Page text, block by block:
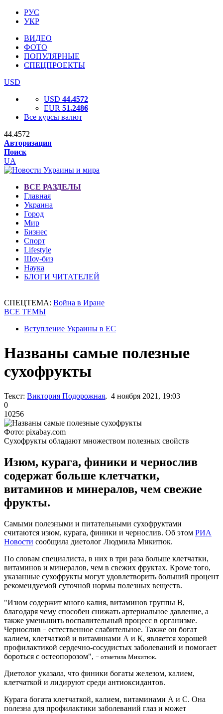
РУС
УКР
ВИДЕО
ФОТО
ПОПУЛЯРНЫЕ
СПЕЦПРОЕКТЫ
USD
USD 44.4572
EUR 51.2486
Все курсы валют
44.4572
Авторизация
Поиск
UA
ВСЕ РАЗДЕЛЫ
Главная
Украина
Город
Мир
Бизнес
Спорт
Lifestyle
Шоу-биз
Наука
БЛОГИ ЧИТАТЕЛЕЙ
СПЕЦТЕМА: Война в Иране
ВСЕ ТЕМЫ
Вступление Украины в ЕС
Названы самые полезные
сухофрукты
Текст: Виктория Подорожная, 4 ноября 2021, 19:03
0
10256
Фото: pixabay.com
Сухофрукты обладают множеством полезных свойств
Изюм, курага, финики и чернослив
содержат больше клетчатки,
витаминов и минералов, чем свежие
фрукты.
Самыми полезными и питательными сухофруктами
считаются изюм, курага, финики и чернослив. Об этом РИА
Новости сообщила диетолог Людмила Микитюк.
По словам специалиста, в них в три раза больше клетчатки,
витаминов и минералов, чем в свежих фруктах. Кроме того,
указанные сухофрукты могут удовлетворить больший процент
рекомендуемой суточной нормы полезных веществ.
"Изюм содержит много калия, витаминов группы В,
благодаря чему способен снижать артериальное давление, а
также уменьшить воспалительный процесс в организме.
Чернослив − естественное слабительное. Также он богат
калием, клетчаткой и витаминами А и К, является хорошей
профилактикой сердечно-сосудистых заболеваний и помогает
бороться с остеопорозом", − отметила Микитюк.
Диетолог указала, что финики богаты железом, калием,
клетчаткой и лидируют среди антиоксидантов.
Курага богата клетчаткой, калием, витаминами А и С. Она
полезна для профилактики заболеваний глаз и может